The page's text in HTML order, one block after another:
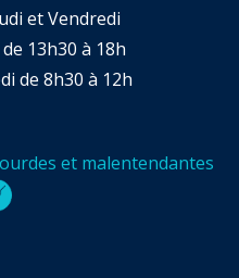
et Vendredi
13h30 à 18h
de 8h30 à 12h
et malentendantes